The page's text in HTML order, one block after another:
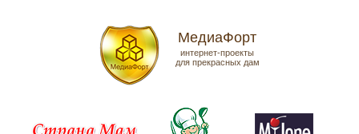
МедиаФорт
интернет-проекты
для прекрасных дам